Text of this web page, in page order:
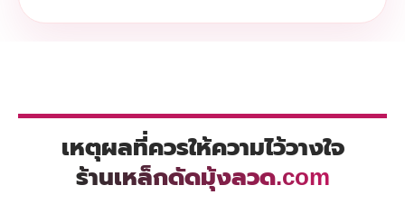
เหตุผลที่ควรให้ความไว้วางใจ
ร้านเหล็กดัดมุ้งลวด.com